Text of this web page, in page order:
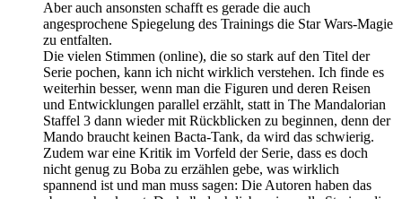
Aber auch ansonsten schafft es gerade die auch
angesprochene Spiegelung des Trainings die Star Wars-Magie
zu entfalten.
Die vielen Stimmen (online), die so stark auf den Titel der
Serie pochen, kann ich nicht wirklich verstehen. Ich finde es
weiterhin besser, wenn man die Figuren und deren Reisen
und Entwicklungen parallel erzählt, statt in The Mandalorian
Staffel 3 dann wieder mit Rückblicken zu beginnen, denn der
Mando braucht keinen Bacta-Tank, da wird das schwierig.
Zudem war eine Kritik im Vorfeld der Serie, dass es doch
nicht genug zu Boba zu erzählen gebe, was wirklich
spannend ist und man muss sagen: Die Autoren haben das